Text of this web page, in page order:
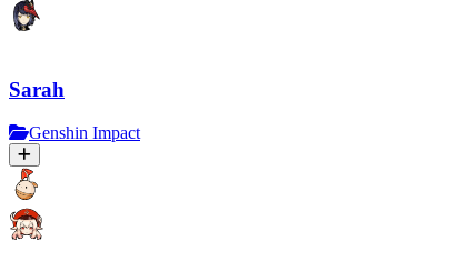
Sarah
Genshin Impact